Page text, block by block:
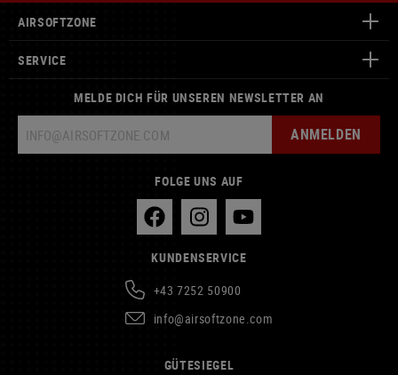
AIRSOFTZONE
SERVICE
MELDE DICH FÜR UNSEREN NEWSLETTER AN
ANMELDEN
FOLGE UNS AUF
KUNDENSERVICE
+43 7252 50900
info@airsoftzone.com
GÜTESIEGEL